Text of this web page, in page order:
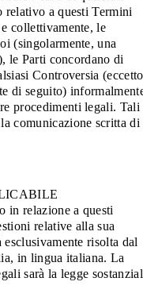
relativo a questi Termini
collettivamente, le
(singolarmente, una
le Parti concordano di
Controversia (eccetto
di seguito)
procedimenti legali. Tali
comunicazione scritta di
in relazione a questi
relative alla sua
esclusivamente risolta dal
in lingua italiana. La
sarà la legge